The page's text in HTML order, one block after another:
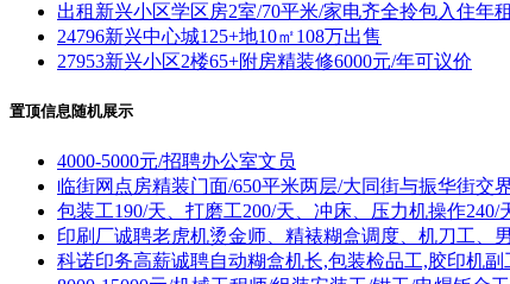
出租新兴小区学区房2室/70平米/家电齐全拎包入住年
24796新兴中心城125+地10㎡108万出售
27953新兴小区2楼65+附房精装修6000元/年可议价
置顶信息随机展示
4000-5000元/招聘办公室文员
临街网点房精装门面/650平米两层/大同街与振华街交
包装工190/天、打磨工200/天、冲床、压力机操作240/
印刷厂诚聘老虎机烫金师、精裱糊盒调度、机刀工、
科诺印务高薪诚聘自动糊盒机长,包装检品工,胶印机副